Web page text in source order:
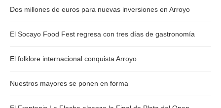
Dos millones de euros para nuevas inversiones en Arroyo
El Socayo Food Fest regresa con tres días de gastronomía
El folklore internacional conquista Arroyo
Nuestros mayores se ponen en forma